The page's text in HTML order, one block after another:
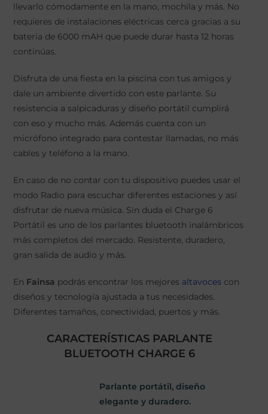
llevarlo cómodamente en la mano, mochila y más. No
requieres de instalaciones eléctricas cerca gracias a su
batería de 6000 mAH que puede durar hasta 12 horas
continúas.
Disfruta de una fiesta en la piscina con tus amigos y
dale un ambiente divertido con este parlante. Su
resistencia a salpicaduras y diseño portátil cumplirá
con eso y mucho más. Además cuenta con un
micrófono integrado para contestar llamadas, no más
cables y teléfono a la mano.
En caso de no contar con tu dispositivo puedes usar el
modo Radio para escuchar diferentes estaciones y así
disfrutar de nueva música. Sin duda el Charge 6
Portátil es uno de los parlantes bluetooth inalámbricos
más completos del mercado. Resistente, duradero,
gran salida de audio y más.
En Fainsa podrás encontrar los mejores altavoces con
diseños y tecnología ajustada a tus necesidades.
Diferentes tamaños, conectividad, puertos y más.
CARACTERÍSTICAS PARLANTE
BLUETOOTH CHARGE 6
Parlante portátil, diseño
elegante y duradero.